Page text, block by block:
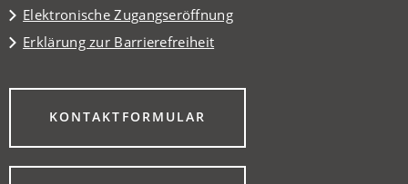
Elektronische Zugangseröffnung
Erklärung zur Barrierefreiheit
KONTAKTFORMULAR
(ÖFFNET
EINEM
NEUEN